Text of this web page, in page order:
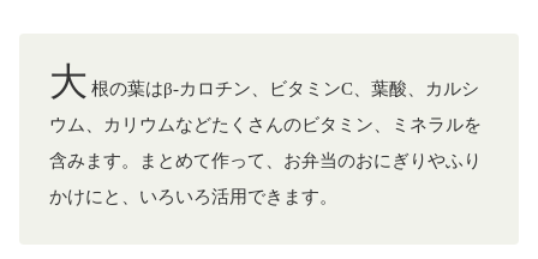
大 根の葉はβ-カロチン、ビタミンC、葉酸、カルシ
ウム、カリウムなどたくさんのビタミン、ミネラルを
含みます。まとめて作って、お弁当のおにぎりやふり
かけにと、いろいろ活用できます。